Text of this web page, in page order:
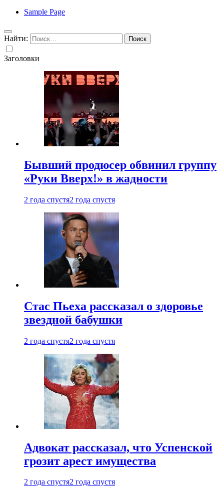
Sample Page
Найти:
Заголовки
Бывший продюсер обвинил группу
«Руки Вверх!» в жадности
2 года спустя2 года спустя
Стас Пьеха рассказал о здоровье
звездной бабушки
2 года спустя2 года спустя
Адвокат рассказал, что Успенской
грозит арест имущества
2 года спустя2 года спустя